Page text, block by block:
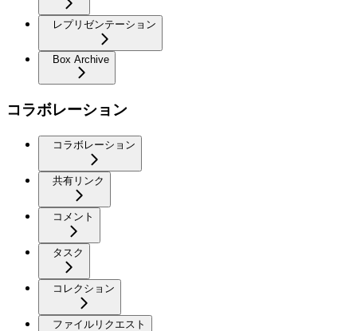
レプリゼンテーション
Box Archive
コラボレーション
コラボレーション
共有リンク
コメント
タスク
コレクション
ファイルリクエスト